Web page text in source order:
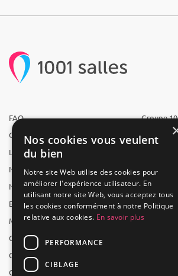
FAQ
Qui sommes-nous ?
L'équipe
Nous recrutons
Nos partenaires
Espace presse
Mentions légales
CGV
CGU
Contact
Groupe
1001
1001
1001
MP2
Nos cookies vous veulent
du bien
Notre site Web utilise des cookies pour
améliorer l'expérience utilisateur. En
utilisant notre site Web, vous acceptez tous
les cookies conformément à notre Politique
relative aux cookies. En savoir plus
PERFORMANCE
CIBLAGE